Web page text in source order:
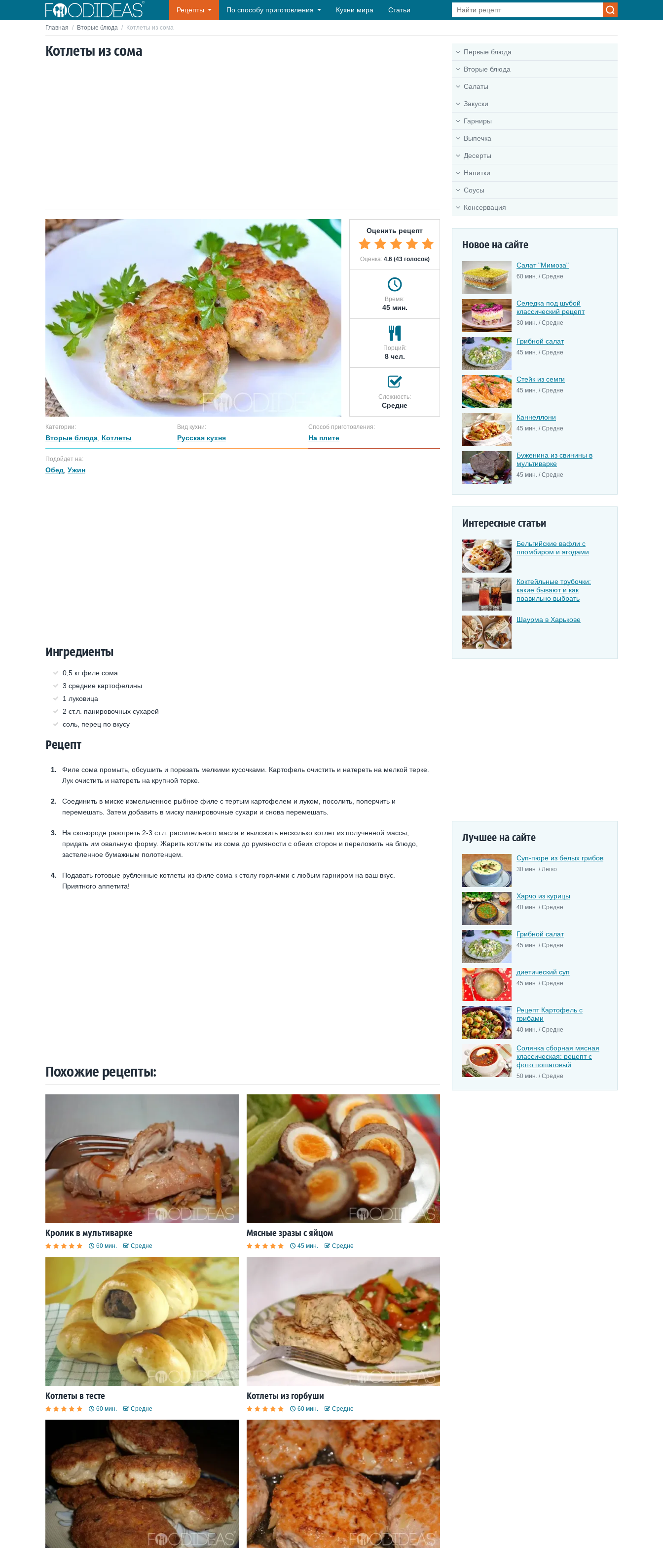
Рецепты По способу приготовления Кухни мира Статьи
Главная / Вторые блюда / Котлеты из сома
Котлеты из сома
Оценить рецепт
Оценка: 4.6 (43 голосов)
Время:
45 мин.
Порций:
8 чел.
Сложность:
Средне
Категории:
Вторые блюда Котлеты
Вид кухни:
Русская кухня
Способ приготовления:
На плите
Подойдет на:
Обед Ужин
Ингредиенты
0,5 кг филе сома
3 средние картофелины
1 луковица
2 ст.л. панировочных сухарей
соль, перец по вкусу
Рецепт
Филе сома промыть, обсушить и порезать мелкими кусочками. Картофель очистить и натереть на мелкой терке.
Лук очистить и натереть на крупной терке.
Соединить в миске измельченное рыбное филе с тертым картофелем и луком, посолить, поперчить и
перемешать. Затем добавить в миску панировочные сухари и снова перемешать.
На сковороде разогреть 2-3 ст.л. растительного масла и выложить несколько котлет из полученной массы,
придать им овальную форму. Жарить котлеты из сома до румяности с обеих сторон и переложить на блюдо,
застеленное бумажным полотенцем.
Подавать готовые рубленные котлеты из филе сома к столу горячими с любым гарниром на ваш вкус.
Приятного аппетита!
Похожие рецепты:
Кролик в мультиварке
60 мин. Средне
Мясные зразы с яйцом
45 мин. Средне
Котлеты в тесте
60 мин. Средне
Котлеты из горбуши
60 мин. Средне
Первые блюда
Вторые блюда
Салаты
Закуски
Гарниры
Выпечка
Десерты
Напитки
Соусы
Консервация
Новое на сайте
Салат "Мимоза"
60 мин. / Средне
Селедка под шубой
классический рецепт
30 мин. / Средне
Грибной салат
45 мин. / Средне
Стейк из семги
45 мин. / Средне
Каннеллони
45 мин. / Средне
Буженина из свинины в
мультиварке
45 мин. / Средне
Интересные статьи
Бельгийские вафли с
пломбиром и ягодами
Коктейльные трубочки:
какие бывают и как
правильно выбрать
Шаурма в Харькове
Лучшее на сайте
Суп-пюре из белых грибов
30 мин. / Легко
Харчо из курицы
40 мин. / Средне
Грибной салат
45 мин. / Средне
диетический суп
45 мин. / Средне
Рецепт Картофель с
грибами
40 мин. / Средне
Солянка сборная мясная
классическая: рецепт с
фото пошаговый
50 мин. / Средне